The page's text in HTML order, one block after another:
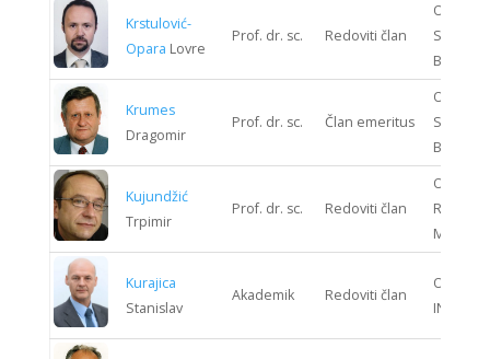
Krstulović-
Opara Lovre
Prof. dr. sc. Redoviti član
ODJEL
Krumes
Dragomir
Prof. dr. sc. Član emeritus
ODJEL
Kujundžić
Trpimir
Prof. dr. sc. Redoviti član
ODJEL
Kurajica
Stanislav
Akademik Redoviti član
ODJEL